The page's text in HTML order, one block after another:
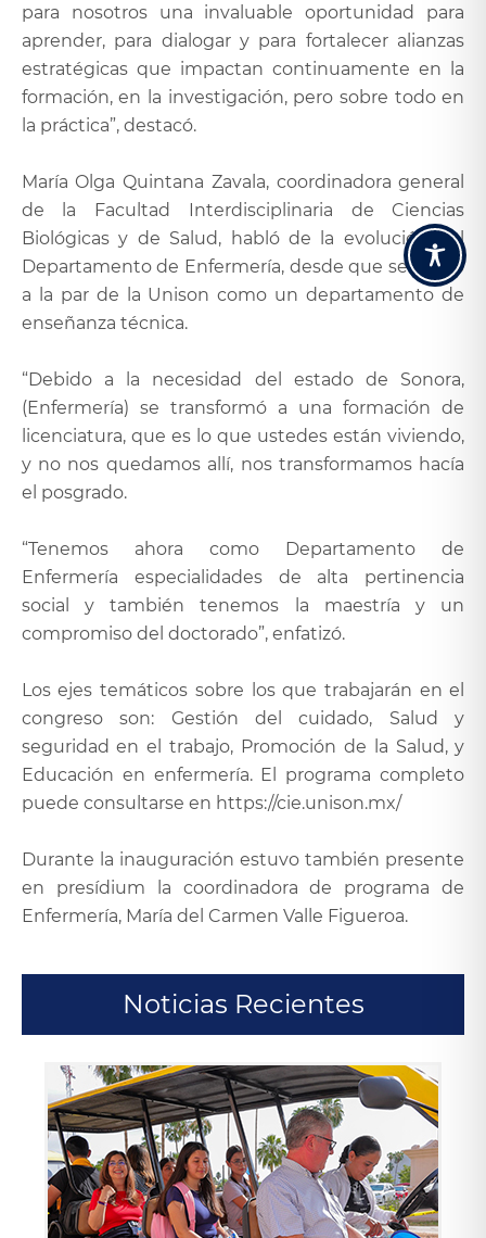
para nosotros una invaluable oportunidad para
aprender, para dialogar y para fortalecer alianzas
estratégicas que impactan continuamente en la
formación, en la investigación, pero sobre todo en
la práctica”, destacó.
María Olga Quintana Zavala, coordinadora general
de la Facultad Interdisciplinaria de Ciencias
Biológicas y de Salud, habló de la evolución del
Departamento de Enfermería, desde que se fundó
a la par de la Unison como un departamento de
enseñanza técnica.
“Debido a la necesidad del estado de Sonora,
(Enfermería) se transformó a una formación de
licenciatura, que es lo que ustedes están viviendo,
y no nos quedamos allí, nos transformamos hacía
el posgrado.
“Tenemos ahora como Departamento de
Enfermería especialidades de alta pertinencia
social y también tenemos la maestría y un
compromiso del doctorado”, enfatizó.
Los ejes temáticos sobre los que trabajarán en el
congreso son: Gestión del cuidado, Salud y
seguridad en el trabajo, Promoción de la Salud, y
Educación en enfermería. El programa completo
puede consultarse en https://cie.unison.mx/
Durante la inauguración estuvo también presente
en presídium la coordinadora de programa de
Enfermería, María del Carmen Valle Figueroa.
Noticias Recientes